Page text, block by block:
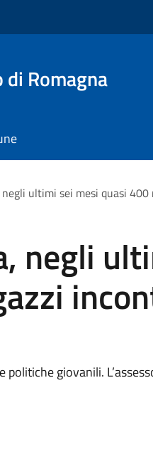
di Romagna
ultimi sei mesi quasi
negli
giovanili.